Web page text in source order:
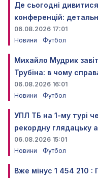
Де сьогодні
конференцій:
06.08.2026 17:01
Новини
Футбол
Михайло Мудрик
Трубіна: в чому
06.08.2026 16:01
Новини
Футбол
УПЛ ТБ на 1-му турі
рекордну глядацьку
06.08.2026 15:01
Новини
Футбол
Вже мінус 1 454 210 :